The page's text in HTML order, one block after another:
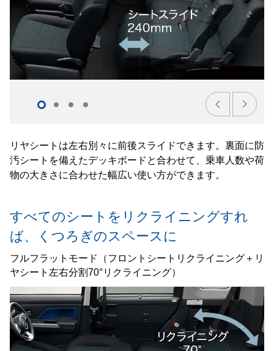
リヤシートは左右別々に前後スライドできます。裏面に防
汚シートを備えたデッキボードと合わせて、乗車人数や荷
物の大きさに合わせた幅広い使い方ができます。
すべてのシートをリクライニングすれ
ば、くつろぎのスペースに
フルフラットモード（フロントシートリクライニング＋リ
ヤシート左右分割70°リクライニング）